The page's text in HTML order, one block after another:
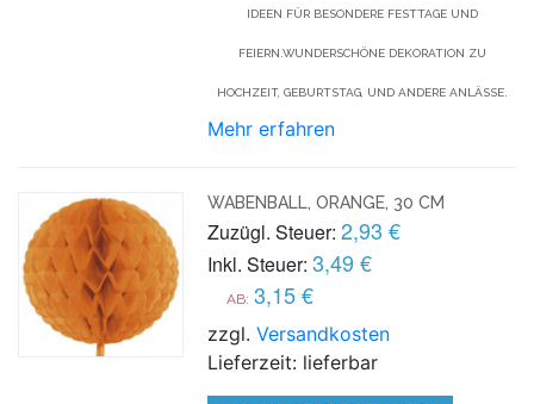
IDEEN FÜR BESONDERE FESTTAGE UND
FEIERN.WUNDERSCHÖNE DEKORATION ZU
HOCHZEIT, GEBURTSTAG, UND ANDERE ANLÄSSE.
Mehr erfahren
WABENBALL, ORANGE, 30 CM
Zuzügl. Steuer: 2,93 €
Inkl. Steuer: 3,49 €
AB: 3,15 €
zzgl.Versandkosten
Lieferzeit: lieferbar